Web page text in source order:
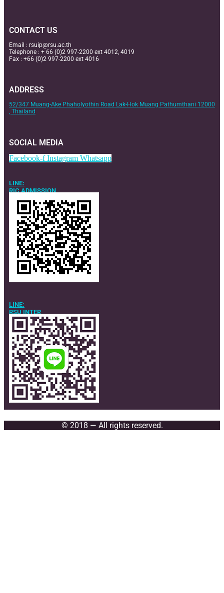
CONTACT US
Email : rsuip@rsu.ac.th
Telephone : + 66 (0)2 997-2200 ext 4012, 4019
Fax : +66 (0)2 997-2200 ext 4016
ADDRESS
52/347 Muang-Ake Phaholyothin Road Lak-Hok Muang Pathumthani 12000
, Thailand
SOCIAL MEDIA
Facebook-f Instagram Whatsapp
LINE:
RIC ADMISSION
LINE:
RSU INTER
© 2018 — All rights reserved.